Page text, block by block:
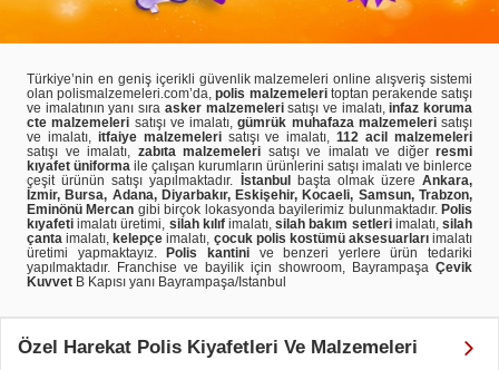
Türkiye’nin en geniş içerikli güvenlik malzemeleri online alışveriş sistemi
olan polismalzemeleri.com’da,polis malzemeleritoptan perakende satışı
ve imalatının yanı sıra asker malzemelerisatışı ve imalatı,infaz koruma
cte malzemeleri satışı ve imalatı,gümrük muhafaza malzemelerisatışı
ve imalatı, itfaiye malzemelerisatışı ve imalatı,112 acil malzemeleri
satışı ve imalatı, zabıta malzemeleri satışı ve imalatı ve diğer resmi
kıyafet üniforma ile çalışan kurumların ürünlerini satışı imalatı ve binlerce
çeşit ürünün satışı yapılmaktadır.
İstanbul başta olmak üzere Ankara,
İzmir, Bursa, Adana, Diyarbakır, Eskişehir, Kocaeli, Samsun, Trabzon,
Eminönü Mercan gibi birçok lokasyonda bayilerimiz bulunmaktadır. Polis
kıyafeti imalatı üretimi, silah kılıfimalatı,silah bakım setleriimalatı,silah
çanta imalatı, kelepçe imalatı, çocuk polis kostümü aksesuarlarıimalatı
üretimi yapmaktayız.
Polis kantinive benzeri yerlere ürün tedariki
yapılmaktadır. Franchise ve bayilik için showroom, Bayrampaşa Çevik
Kuvvet B Kapısı yanı Bayrampaşa/Istanbul
Özel Harekat Polis Kiyafetleri Ve Malzemeleri